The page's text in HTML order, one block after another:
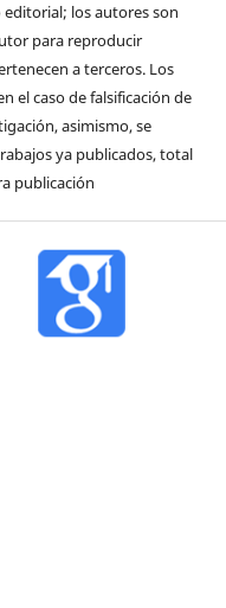
los autores son
para reproducir
a terceros. Los
el caso de falsificación de
asimismo, se
ya publicados, total
publicación